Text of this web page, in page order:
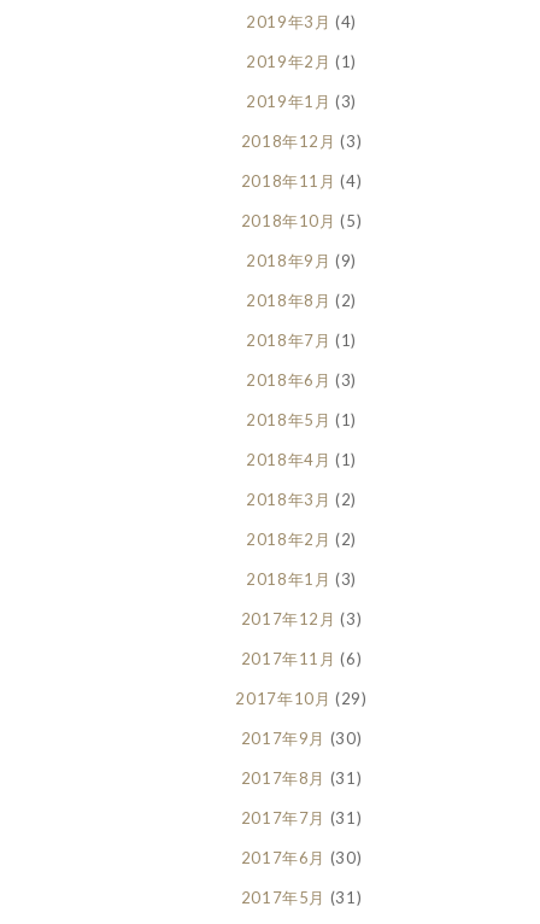
2019年3月 (4)
2019年2月 (1)
2019年1月 (3)
2018年12月 (3)
2018年11月 (4)
2018年10月 (5)
2018年9月 (9)
2018年8月 (2)
2018年7月 (1)
2018年6月 (3)
2018年5月 (1)
2018年4月 (1)
2018年3月 (2)
2018年2月 (2)
2018年1月 (3)
2017年12月 (3)
2017年11月 (6)
2017年10月 (29)
2017年9月 (30)
2017年8月 (31)
2017年7月 (31)
2017年6月 (30)
2017年5月 (31)